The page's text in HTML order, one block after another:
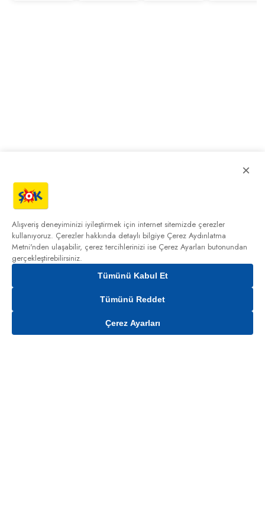
Gelince Haber Ver
×
Alışveriş deneyiminizi iyileştirmek için internet sitemizde çerezler
kullanıyoruz. Çerezler hakkında detaylı bilgiye Çerez Aydınlatma
Metni'nden ulaşabilir, çerez tercihlerinizi ise Çerez Ayarları butonundan
gerçekleştirebilirsiniz.
Tümünü Kabul Et
Tümünü Reddet
Çerez Ayarları